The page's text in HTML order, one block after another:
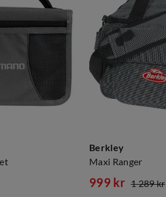
Berkley
Maxi Ranger
999 kr 1 289 kr